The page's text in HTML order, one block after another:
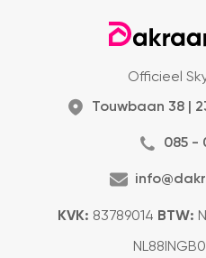
Officieel
Touwbaan 38 |
085 -
KVK: 83789014 BTW: